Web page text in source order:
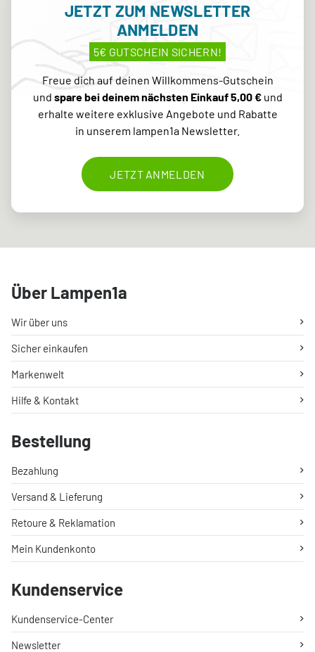
JETZT ZUM NEWSLETTER
ANMELDEN
5€ GUTSCHEIN SICHERN!
Freue dich auf deinen Willkommens-Gutschein
und spare bei deinem nächsten Einkauf 5,00 €und
erhalte weitere exklusive Angebote und Rabatte
in unserem lampen1a Newsletter.
JETZT ANMELDEN
Über Lampen1a
Wir über uns
Sicher einkaufen
Markenwelt
Hilfe & Kontakt
Bestellung
Bezahlung
Versand & Lieferung
Retoure & Reklamation
Mein Kundenkonto
Kundenservice
Kundenservice-Center
Newsletter